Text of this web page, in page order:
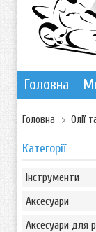
Головна
Головна > Олії
Категорії
Інструменти
Аксесуари
Аксесуари для